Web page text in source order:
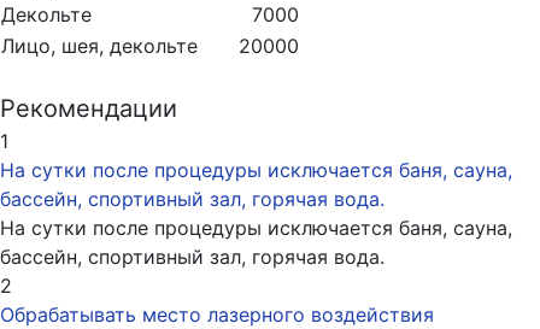
Декольте
7000
Лицо, шея, декольте
20000
Рекомендации
1
На сутки после процедуры исключается баня, сауна,
бассейн, спортивный зал, горячая вода.
На сутки после процедуры исключается баня, сауна,
бассейн, спортивный зал, горячая вода.
2
Обрабатывать место лазерного воздействия